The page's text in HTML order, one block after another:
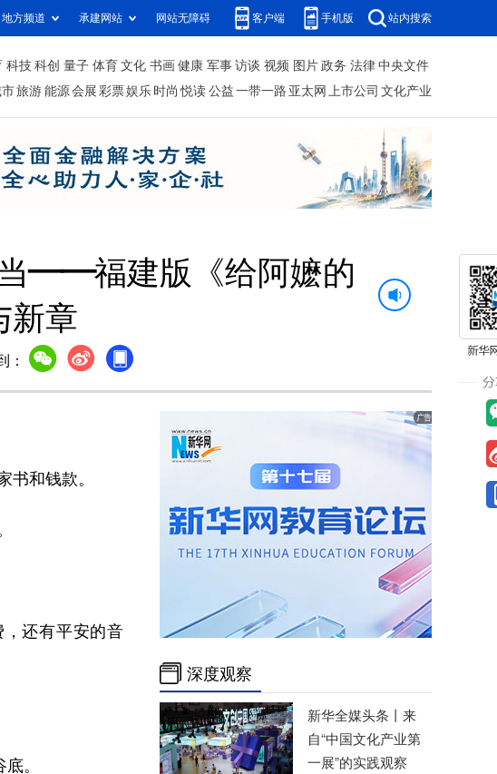
地方频道 承建网站 网站无障碍 客户端 手机版 站内搜索
科技 科创 量子 体育 文化 书画 健康 军事 访谈 视频 图片 政务 法律 中央文件
旅游 能源 会展 彩票娱乐 时尚 悦读 公益 一带一路 亚太网 上市公司 文化产业
——福建版《给阿嬷的
新章
：
书和钱款。
还有平安的音
。
深度观察
新华全媒头条丨 来
自“中国文化产业第
一展”的实践观察